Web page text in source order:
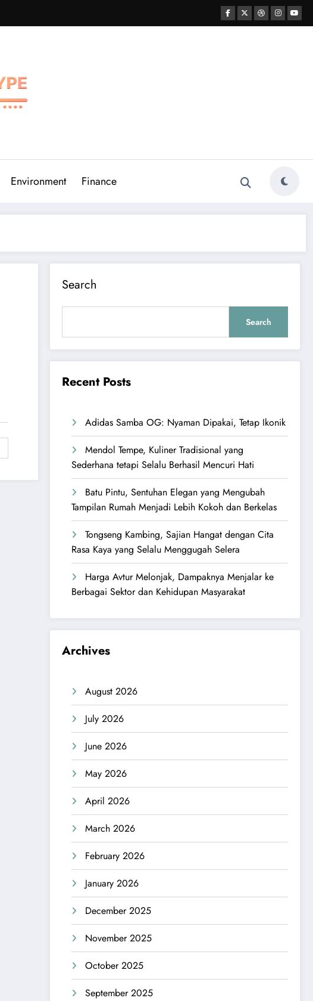
Environment Finance
Search
Search
Recent Posts
Adidas Samba OG: Nyaman Dipakai, Tetap Ikonik
Mendol Tempe, Kuliner Tradisional yang
Sederhana tetapi Selalu Berhasil Mencuri Hati
Batu Pintu, Sentuhan Elegan yang Mengubah
Tampilan Rumah Menjadi Lebih Kokoh dan Berkelas
Tongseng Kambing, Sajian Hangat dengan Cita
Rasa Kaya yang Selalu Menggugah Selera
Harga Avtur Melonjak, Dampaknya Menjalar ke
Berbagai Sektor dan Kehidupan Masyarakat
Archives
August 2026
July 2026
June 2026
May 2026
April 2026
March 2026
February 2026
January 2026
December 2025
November 2025
October 2025
September 2025